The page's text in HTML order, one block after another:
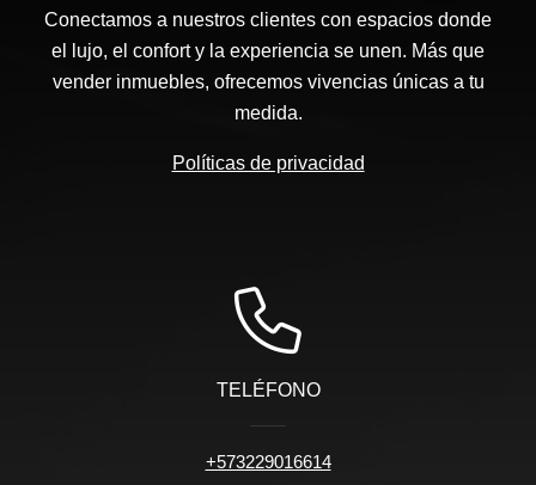
Conectamos a nuestros clientes con espacios donde
el lujo, el confort y la experiencia se unen. Más que
vender inmuebles, ofrecemos vivencias únicas a tu
medida.
Políticas de privacidad
TELÉFONO
+573229016614